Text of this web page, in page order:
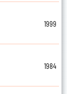
1999
1984